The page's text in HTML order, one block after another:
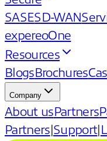
SASESD-WAN
expereoOne
Resources
BlogsBrochures
Company
About usPartners
Partners Support|